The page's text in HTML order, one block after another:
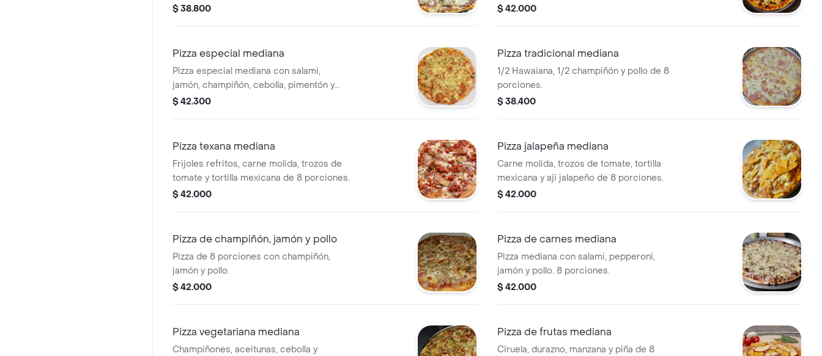
$ 38.800
de salsa de tomate.
$ 42.000
Pizza especial mediana
Pizza especial mediana con salami,
jamón, champiñón, cebolla, pimentón y
queso. Incluye 8 porciones.
$ 42.300
Pizza tradicional mediana
1/2 Hawaiana, 1/2 champiñón y pollo de 8
porciones.
$ 38.400
Pizza texana mediana
Frijoles refritos, carne molida, trozos de
tomate y tortilla mexicana de 8 porciones.
$ 42.000
Pizza jalapeña mediana
Carne molida, trozos de tomate, tortilla
mexicana y aji jalapeño de 8 porciones.
$ 42.000
Pizza de champiñón, jamón y pollo
Pizza de 8 porciones con champiñón,
jamón y pollo.
$ 42.000
Pizza de carnes mediana
Pizza mediana con salami, pepperoni,
jamón y pollo. 8 porciones.
$ 42.000
Pizza vegetariana mediana
Champiñones, aceitunas, cebolla y
Pizza de frutas mediana
Ciruela, durazno, manzana y piña de 8